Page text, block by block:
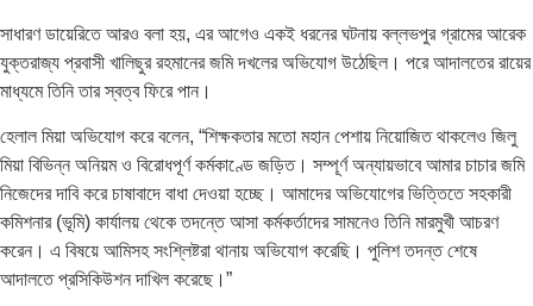
সাধারণ ডায়েরিতে আরও বলা হয়, এর আগেও একই ধরনের ঘটনায় বল্লভপুর গ্রামের আরেক
যুক্তরাজ্য প্রবাসী খালিছুর রহমানের জমি দখলের অভিযোগ উঠেছিল। পরে আদালতের রায়ের
মাধ্যমে তিনি তার স্বত্ব ফিরে পান।
হেলাল মিয়া অভিযোগ করে বলেন, “শিক্ষকতার মতো মহান পেশায় নিয়োজিত থাকলেও জিলু
মিয়া বিভিন্ন অনিয়ম ও বিরোধপূর্ণ কর্মকাণ্ডে জড়িত। সম্পূর্ণ অন্যায়ভাবে আমার চাচার জমি
নিজেদের দাবি করে চাষাবাদে বাধা দেওয়া হচ্ছে। আমাদের অভিযোগের ভিত্তিতে সহকারী
কমিশনার (ভূমি) কার্যালয় থেকে তদন্তে আসা কর্মকর্তাদের সামনেও তিনি মারমুখী আচরণ
করেন। এ বিষয়ে আমিসহ সংশ্লিষ্টরা থানায় অভিযোগ করেছি। পুলিশ তদন্ত শেষে
আদালতে প্রসিকিউশন দাখিল করেছে।”